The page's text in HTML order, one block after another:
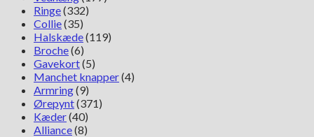
Ringe(332)
Collie(35)
Halskæde(119)
Broche(6)
Gavekort(5)
Manchet knapper(4)
Armring(9)
Ørepynt(371)
Kæder(40)
Alliance(8)